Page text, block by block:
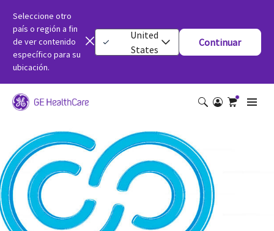
Seleccione otro
país o región a fin
de ver contenido
específico para su
ubicación.
United
States
Continuar